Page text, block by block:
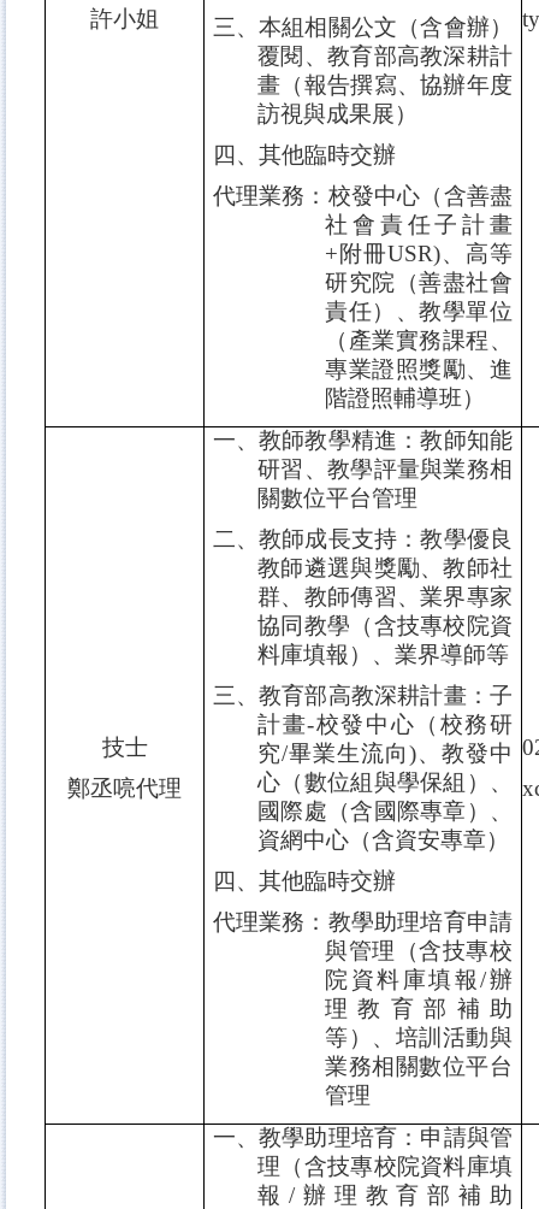
許小姐
三、本組相關公文（含會辦）
覆閱、教育部高教深耕計
畫（報告撰寫、協辦年度
訪視與成果展）
四、其他臨時交辦
代理業務：校發中心（含善盡
社會責任子計畫
+附冊USR)、高等
研究院（善盡社會
責任）、教學單位
（產業實務課程、
專業證照獎勵、進
階證照輔導班）
技士
鄭丞喨代理
一、教師教學精進：教師知能
研習、教學評量與業務相
關數位平台管理
二、教師成長支持：教學優良
教師遴選與獎勵、教師社
群、教師傳習、業界專家
協同教學（含技專校院資
料庫填報）、業界導師等
三、教育部高教深耕計畫：子
計畫-校發中心（校務研
究/畢業生流向)、教發中
心（數位組與學保組）、
國際處（含國際專章）、
資網中心（含資安專章）
四、其他臨時交辦
代理業務：教學助理培育申請
與管理（含技專校
院資料庫填報/辦
理教育部補助
等）、培訓活動與
業務相關數位平台
管理
一、教學助理培育：申請與管
理（含技專校院資料庫填
報 /辦理教育部補助